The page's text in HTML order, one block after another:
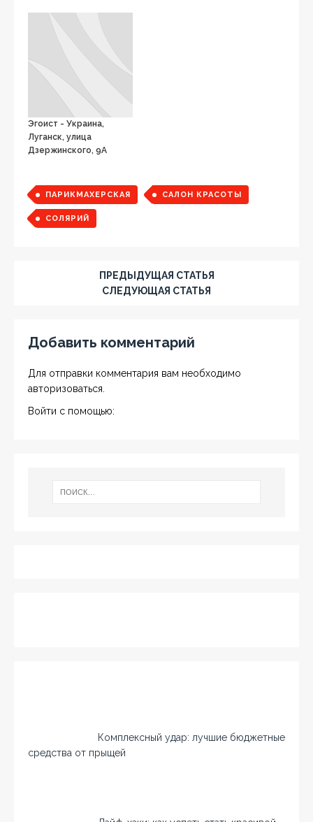
Эгоист - Украина,
Луганск, улица
Дзержинского, 9А
ПАРИКМАХЕРСКАЯ САЛОН КРАСОТЫ
СОЛЯРИЙ
ПРЕДЫДУЩАЯ СТАТЬЯ
СЛЕДУЮЩАЯ СТАТЬЯ
Добавить комментарий
Для отправки комментария вам необходимо
авторизоваться
Войти с помощью:
Комплексный удар: лучшие бюджетные
средства от прыщей